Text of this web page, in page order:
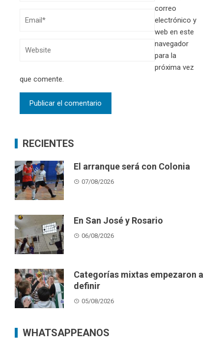
correo
electrónico y
web en este
navegador
para la
próxima vez
que comente.
RECIENTES
El arranque será con Colonia
07/08/2026
En San José y Rosario
06/08/2026
Categorías mixtas empezaron a
definir
05/08/2026
WHATSAPPEANOS